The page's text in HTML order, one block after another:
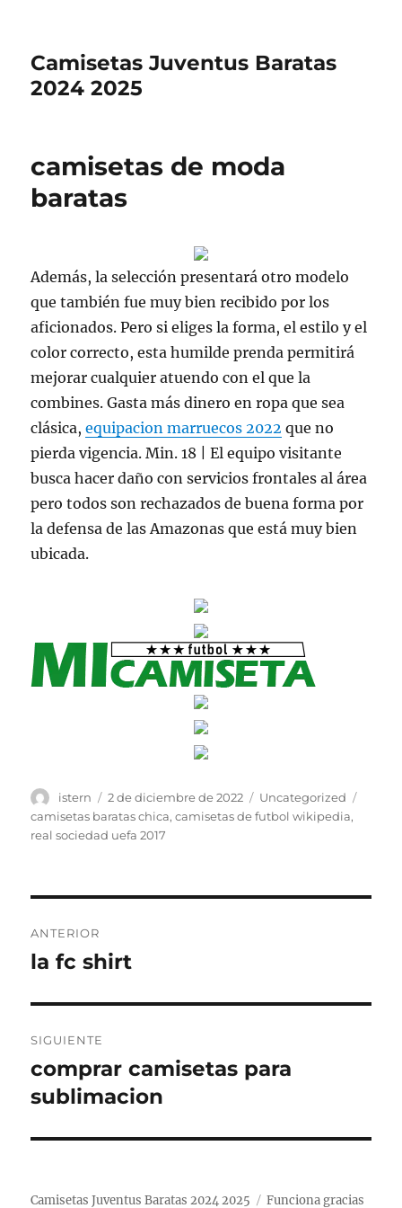
Camisetas Juventus Baratas
2024 2025
camisetas de moda
baratas
Además, la selección presentará otro modelo
que también fue muy bien recibido por los
aficionados. Pero si eliges la forma, el estilo y el
color correcto, esta humilde prenda permitirá
mejorar cualquier atuendo con el que la
combines. Gasta más dinero en ropa que sea
clásica,equipacion marruecos 2022 que no
pierda vigencia. Min. 18 | El equipo visitante
busca hacer daño con servicios frontales al área
pero todos son rechazados de buena forma por
la defensa de las Amazonas que está muy bien
ubicada.
Autor
istern
Publicado
el
2 de diciembre de 2022 Categorías
Uncategorized
camisetas baratas chica,camisetas de futbol wikipedia,
real sociedad uefa 2017
de
ANTERIOR
Entrada
la fc shirt
SIGUIENTE
Entrada
siguiente:
comprar camisetas para
sublimacion
Camisetas Juventus Baratas 2024 2025 Funciona gracias